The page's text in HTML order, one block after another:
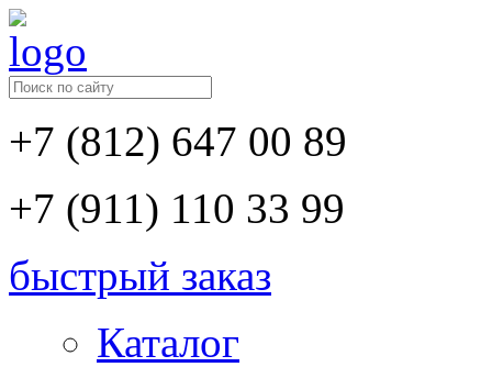
+7 (812) 647 00 89
+7 (911) 110 33 99
быстрый заказ
Каталог